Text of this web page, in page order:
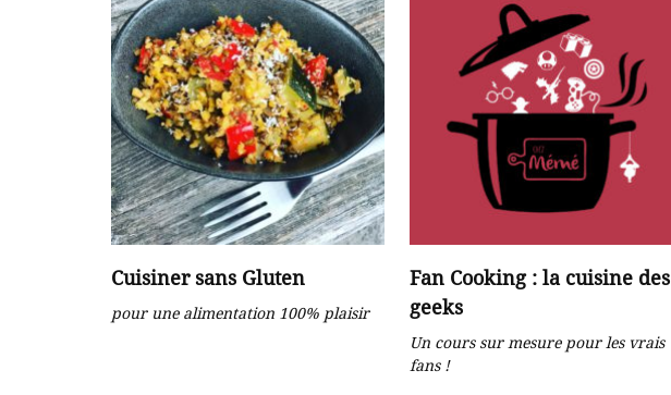
Cuisiner sans Gluten
pour une alimentation 100% plaisir
Fan Cooking : la cuisine des
geeks
Un cours sur mesure pour les vrais
fans !